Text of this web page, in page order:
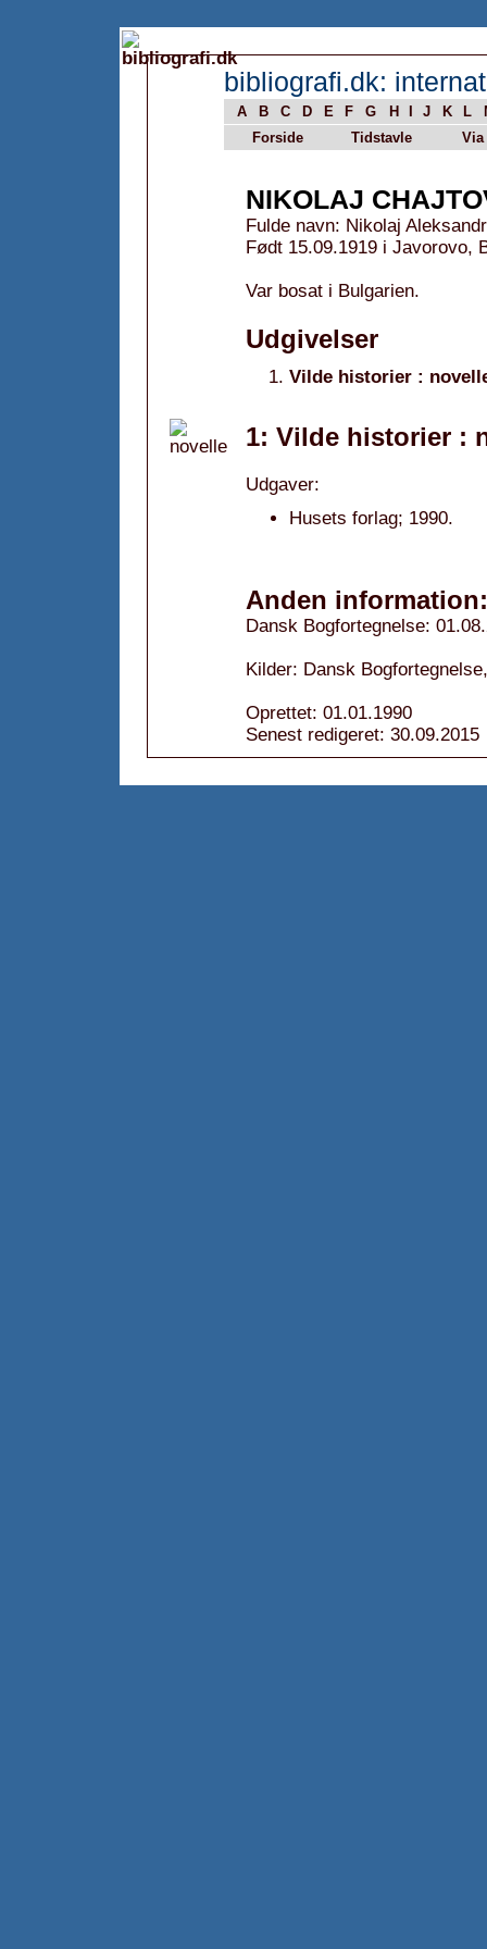
bibliografi.dk:
A B C D E F G H J K L
Forside
Tidstavle Via
NIKOLAJ
Fulde navn: Nikolaj
Født 15.09.1919 i Javorovo,
Var bosat i Bulgarien.
Udgivelser
Vilde historier :
1: Vilde historier :
Udgaver:
Husets forlag; 1990.
Anden information:
Dansk Bogfortegnelse:
Kilder: Dansk
Oprettet: 01.01.1990
Senest redigeret: 30.09.2015